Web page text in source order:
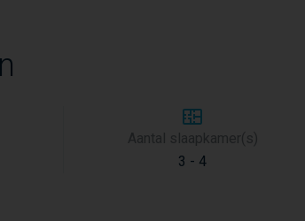
Aantal slaapkamer(s)
3 - 4